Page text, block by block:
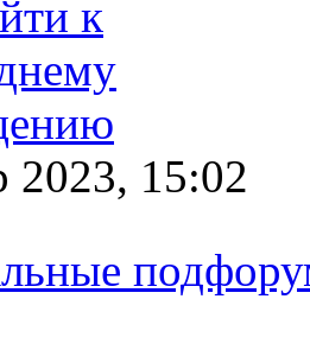
2023, 15:02